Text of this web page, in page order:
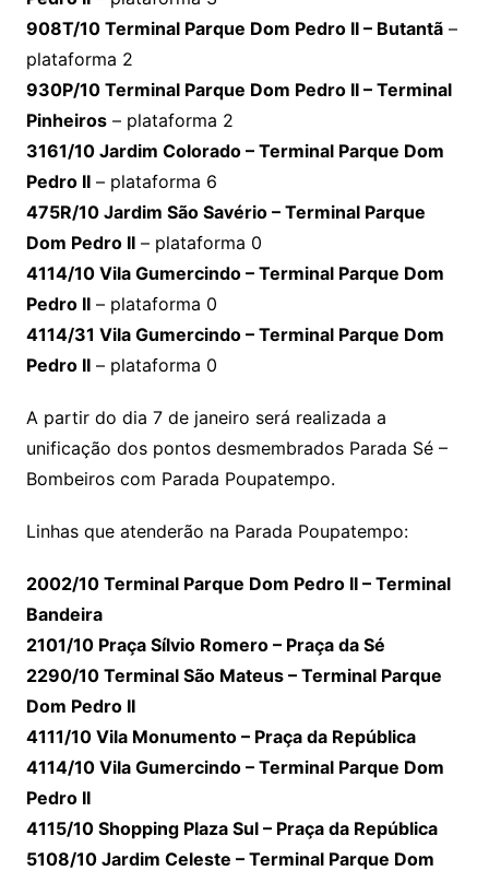
908T/10 Terminal Parque Dom Pedro II – Butantã–
plataforma 2
930P/10 Terminal Parque Dom Pedro II – Terminal
Pinheiros– plataforma 2
3161/10 Jardim Colorado – Terminal Parque Dom
Pedro II– plataforma 6
475R/10 Jardim São Savério – Terminal Parque
Dom Pedro II– plataforma 0
4114/10 Vila Gumercindo – Terminal Parque Dom
Pedro II– plataforma 0
4114/31 Vila Gumercindo – Terminal Parque Dom
Pedro II– plataforma 0
A partir do dia 7 de janeiro será realizada a
unificação dos pontos desmembrados Parada Sé –
Bombeiros com Parada Poupatempo.
Linhas que atenderão na Parada Poupatempo:
2002/10 Terminal Parque Dom Pedro II – Terminal
Bandeira
2101/10 Praça Sílvio Romero – Praça da Sé
2290/10 Terminal São Mateus – Terminal Parque
Dom Pedro II
4111/10 Vila Monumento – Praça da República
4114/10 Vila Gumercindo – Terminal Parque Dom
Pedro II
4115/10 Shopping Plaza Sul – Praça da República
5108/10 Jardim Celeste – Terminal Parque Dom